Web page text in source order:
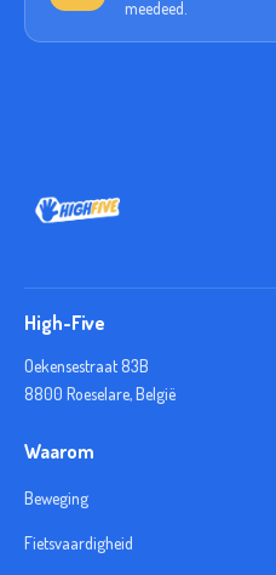
meedeed.
High-Five
Oekensestraat 83B
8800 Roeselare, België
Waarom
Beweging
Fietsvaardigheid